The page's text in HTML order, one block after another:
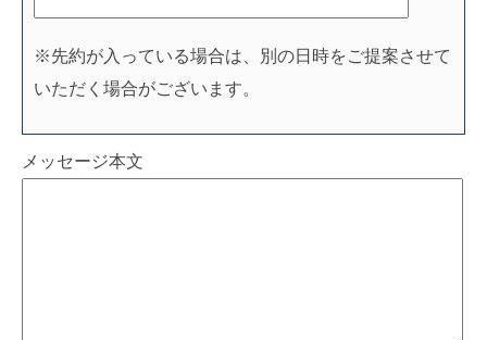
※先約が入っている場合は、別の日時をご提案させて
いただく場合がございます。
メッセージ本文